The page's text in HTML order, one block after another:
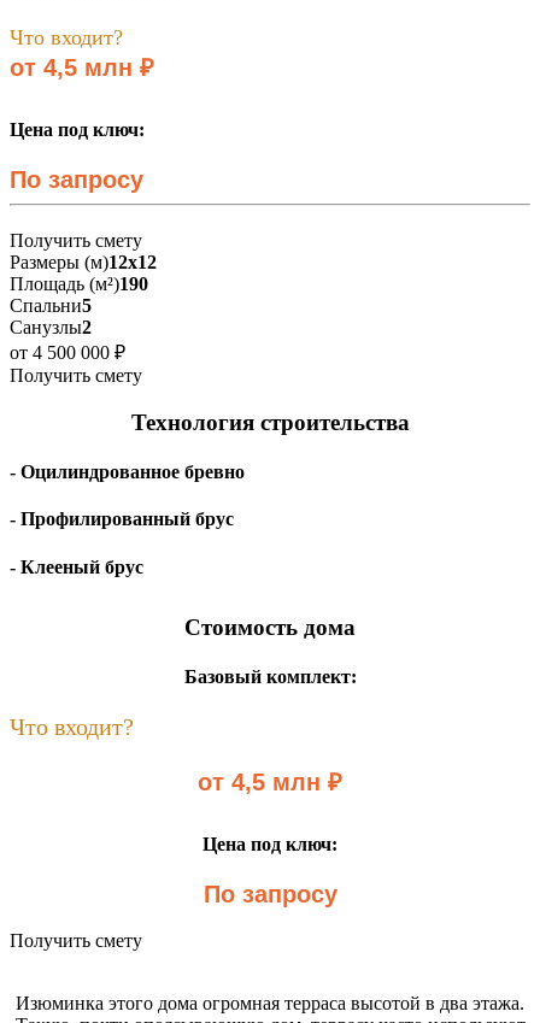
Что входит?
от 4,5 млн ₽
Цена под ключ:
По запросу
Получить смету
Размеры (м)12х12
Площадь (м²)190
Спальни5
Санузлы2
от 4 500 000 ₽
Получить смету
Технология строительства
- Оцилиндрованное бревно
- Профилированный брус
- Клееный брус
Стоимость дома
Базовый комплект:
Что входит?
от 4,5 млн ₽
Цена под ключ:
По запросу
Получить смету
Изюминка этого дома огромная терраса высотой в два этажа.